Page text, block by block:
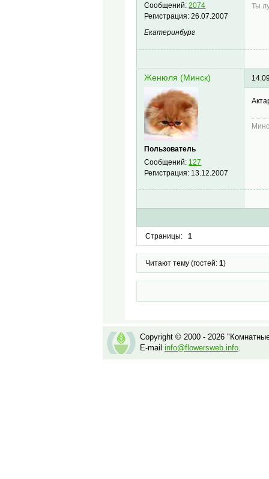
Сообщений:2074
Регистрация:26.07.2007
Екатеринбург
Ты
Женюля (Минск)
Пользователь
Сообщений: 127
Регистрация: 13.12.2007
Страницы: 1
Читают тему (гостей: 1)
Copyright © 2000 - 2026
E-mail info@flowersweb.info.